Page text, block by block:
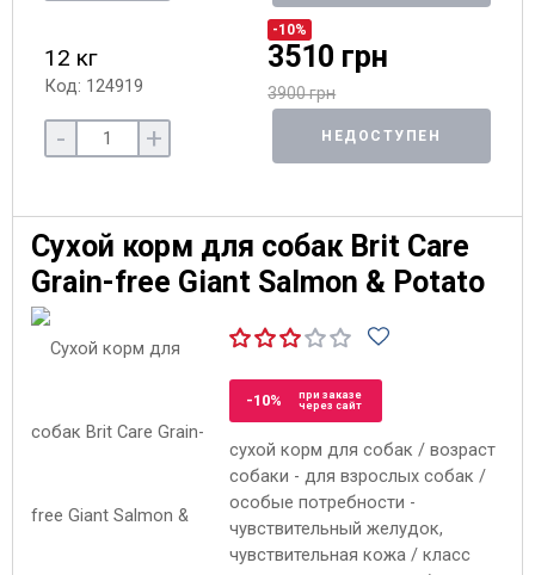
12 кг
Код: 124919
-10%
3510 грн
3900 грн
- + НЕДОСТУПЕН
Сухой корм для собак Brit Care
Grain-free Giant Salmon & Potato
-10%
при заказе
через сайт
сухой корм для собак / возраст
собаки - для взрослых собак /
особые потребности -
чувствительный желудок,
чувствительная кожа / класс